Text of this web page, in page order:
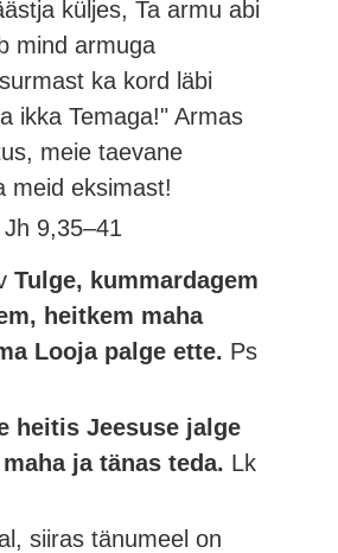
küljes, Ta armu abi
mind armuga
ka kord läbi
ikka Temaga!" Armas
meie taevane
meid eksimast!
9,35–41
Tulge, kummardagem
heitkem maha
Looja palge ette. Ps
heitis Jeesuse jalge
ja tänas teda. Lk
siiras tänumeel on